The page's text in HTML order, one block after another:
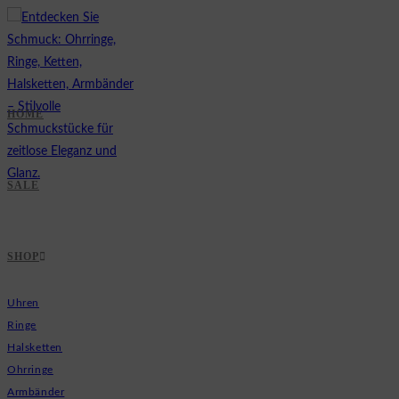
Zum
Inhalt
springen
HOME
SALE
SHOP
Uhren
Ringe
Halsketten
Ohrringe
Armbänder